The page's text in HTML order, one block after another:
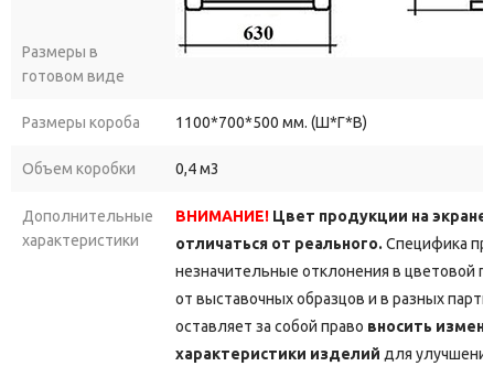
Размеры в
готовом виде
Размеры короба 1100*700*500 мм. (Ш*Г*В)
Объем коробки 0,4 м3
Дополнительные
характеристики
ВНИМАНИЕ! Цвет продукции на
отличаться от реального. Специфика
незначительные отклонения в цветовой
от выставочных образцов и в разных
оставляет за собой право вносить
характеристики изделий для